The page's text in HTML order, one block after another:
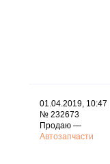
01.04.2019, 10:47
№ 232673
Продаю —
Автозапчасти